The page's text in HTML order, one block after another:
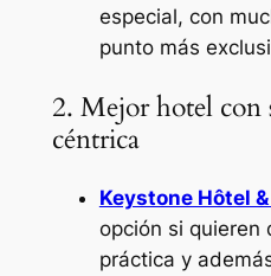
especial, con
punto más
2. Mejor hotel con
céntrica
Keystone Hôtel &
opción si quieren
práctica y